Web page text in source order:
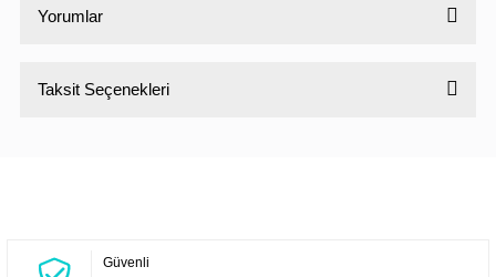
Yorumlar
Taksit Seçenekleri
Güvenli